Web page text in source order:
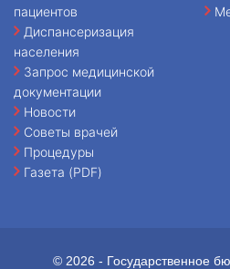
пациентов
Диспансеризация
населения
Запрос медицинской
документации
Новости
Советы врачей
Процедуры
Газета (PDF)
© 2026 - Государственное